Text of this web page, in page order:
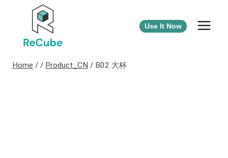
Use It Now
Home / / Product_CN / B02 大杯​